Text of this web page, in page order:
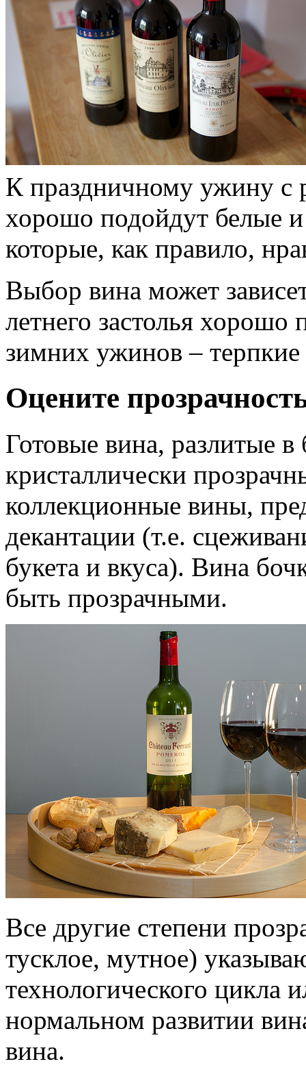
К праздничному ужину с
хорошо подойдут белые
которые, как правило,
Выбор вина может
летнего застолья хорошо
зимних ужинов –
Оцените
Готовые вина, разлитые
кристаллически
коллекционные вины,
декантации (т.е.
букета и вкуса). Вина
быть прозрачными.
Все другие степени
тусклое, мутное)
технологического цикла
нормальном развитии
вина.